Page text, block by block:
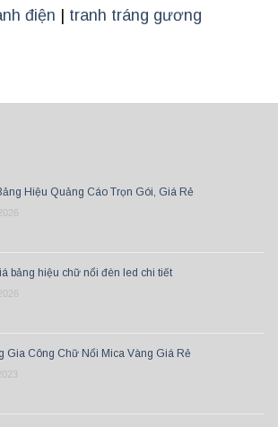
điện | tranh tráng gương
Hiệu Quảng Cáo Trọn Gói, Giá Rẻ
bảng hiệu chữ nổi đèn led chi tiết
Gia Công Chữ Nổi Mica Vàng Giá Rẻ